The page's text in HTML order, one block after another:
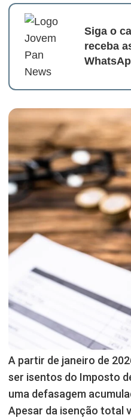
Siga o
receba
A partir de janeiro de
ser isentos do Imposto
uma defasagem
Apesar da isenção total